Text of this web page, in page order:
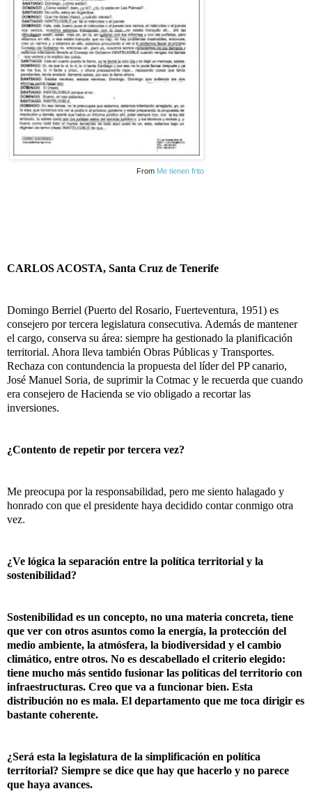
From Me tienen frito
CARLOS ACOSTA, Santa Cruz de Tenerife
Domingo Berriel (Puerto del Rosario, Fuerteventura, 1951) es
consejero por tercera legislatura consecutiva. Además de mantener
el cargo, conserva su área: siempre ha gestionado la planificación
territorial. Ahora lleva también Obras Públicas y Transportes.
Rechaza con contundencia la propuesta del líder del PP canario,
José Manuel Soria, de suprimir la Cotmac y le recuerda que cuando
era consejero de Hacienda se vio obligado a recortar las
inversiones.
¿Contento de repetir por tercera vez?
Me preocupa por la responsabilidad, pero me siento halagado y
honrado con que el presidente haya decidido contar conmigo otra
vez.
¿Ve lógica la separación entre la política territorial y la
sostenibilidad?
Sostenibilidad es un concepto, no una materia concreta, tiene
que ver con otros asuntos como la energía, la protección del
medio ambiente, la atmósfera, la biodiversidad y el cambio
climático, entre otros. No es descabellado el criterio elegido:
tiene mucho más sentido fusionar las políticas del territorio con
infraestructuras. Creo que va a funcionar bien. Esta
distribución no es mala. El departamento que me toca dirigir es
bastante coherente.
¿Será esta la legislatura de la simplificación en política
territorial? Siempre se dice que hay que hacerlo y no parece
que haya avances.